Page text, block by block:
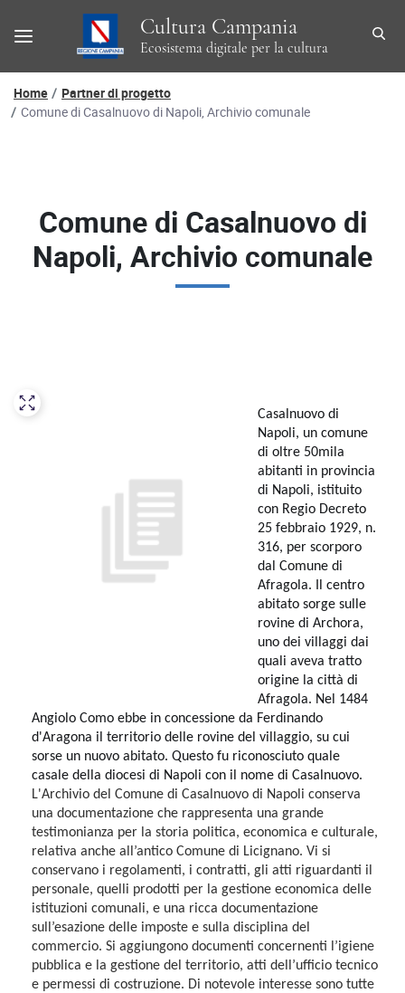
Cultura Campania
Ecosistema digitale per la cultura
Percorso di navigazione
Home
Partner di progetto
Comune di Casalnuovo di Napoli, Archivio comunale
Comune di Casalnuovo di
Napoli, Archivio comunale
Casalnuovo di
Napoli, un comune
di oltre 50mila
abitanti in provincia
di Napoli, istituito
con Regio Decreto
25 febbraio 1929, n.
316, per scorporo
dal Comune di
Afragola. Il centro
abitato sorge sulle
rovine di Archora,
uno dei villaggi dai
quali aveva tratto
origine la città di
Afragola. Nel 1484
Angiolo Como ebbe in concessione da Ferdinando
d'Aragona il territorio delle rovine del villaggio, su cui
sorse un nuovo abitato. Questo fu riconosciuto quale
casale della diocesi di Napoli con il nome di Casalnuovo.
L'Archivio del Comune di Casalnuovo di Napoli conserva
una documentazione che rappresenta una grande
testimonianza per la storia politica, economica e culturale,
relativa anche all’antico Comune di Licignano. Vi si
conservano i regolamenti, i contratti, gli atti riguardanti il
personale, quelli prodotti per la gestione economica delle
istituzioni comunali, e una ricca documentazione
sull’esazione delle imposte e sulla disciplina del
commercio. Si aggiungono documenti concernenti l’igiene
pubblica e la gestione del territorio, atti dell’ufficio tecnico
e permessi di costruzione. Di notevole interesse sono tutte